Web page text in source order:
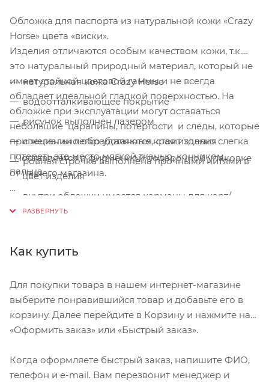
Обложка для паспорта из натуральной кожи «Crazy
Horse» цвета «виски».
Изделия отличаются особым качеством кожи, т.к.
это натуральный природный материал, который не
имеет стойкой цветовой гаммы и не всегда
обладает идеальной гладкой поверхностью. На
обложке при эксплуатации могут оставаться
небольшие царапины, потёртости и следы, которые
при желании легко удаляются, стоит только слегка
потереть это место мягкой тканью, кончиком
пальца.
натуральная кожа Crazy Horse
водоотталкивающее покрытие
рисунок выполнен лазером
специально обработанные края изделия
ровная строчка выполнена прочными нитями в
цвет изделия
внутри обложки имеется карманы для карт/
водительского удостоверения
ручная работа
паспорта
надежно защищает паспорт, документы от
повреждения.
Поставляется в фирменной подарочной упаковке
от нашего магазина.
Как купить
Для покупки товара в нашем интернет-магазине
выберите понравившийся товар и добавьте его в
корзину. Далее перейдите в Корзину и нажмите на
«Оформить заказ» или «Быстрый заказ».
Когда оформляете быстрый заказ, напишите ФИО,
телефон и e-mail. Вам перезвонит менеджер и